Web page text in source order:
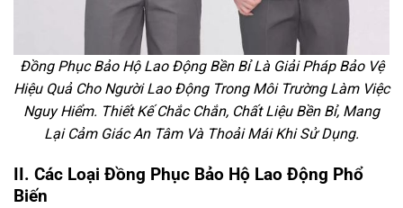
Đồng Phục Bảo Hộ Lao Động Bền Bỉ Là Giải Pháp Bảo Vệ
Hiệu Quả Cho Người Lao Động Trong Môi Trường Làm Việc
Nguy Hiểm. Thiết Kế Chắc Chắn, Chất Liệu Bền Bỉ, Mang
Lại Cảm Giác An Tâm Và Thoải Mái Khi Sử Dụng.
II. Các Loại Đồng Phục Bảo Hộ Lao Động Phổ
Biến